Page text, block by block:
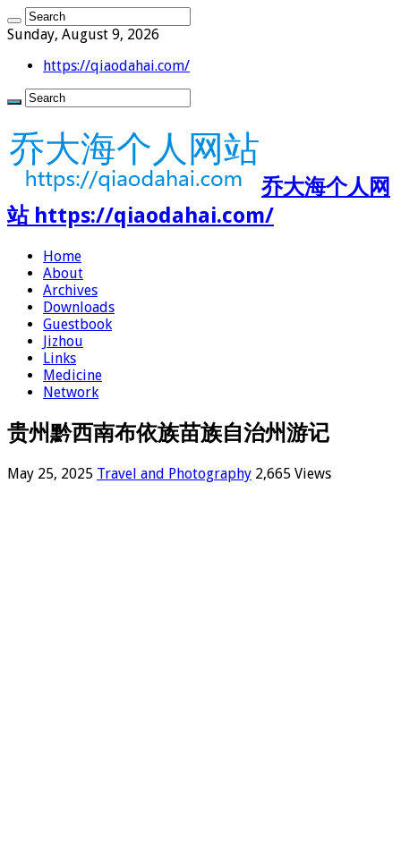
Sunday, August 9, 2026
https://qiaodahai.com/
乔大海个人网
站 https://qiaodahai.com/
Home
About
Archives
Downloads
Guestbook
Jizhou
Links
Medicine
Network
贵州黔西南布依族苗族自治州游记
May 25, 2025 Travel and Photography 2,665 Views